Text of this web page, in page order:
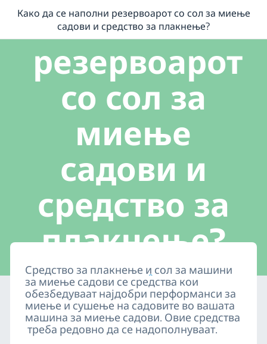
Како да се наполни резервоарот со сол за миење садови и средство
наполни
резервоарот
со сол за
миење
садови и
средство за
плакнење?
Дели
Како да се наполни резервоарот со сол за миење
садови и средство за плакнење?
Средство за плакнење и сол за машини
за миење садови се средства кои
обезбедуваат најдобри перформанси за
миење и сушење на садовите во вашата
машина за миење садови. Овие средства
треба редовно да се надополнуваат.